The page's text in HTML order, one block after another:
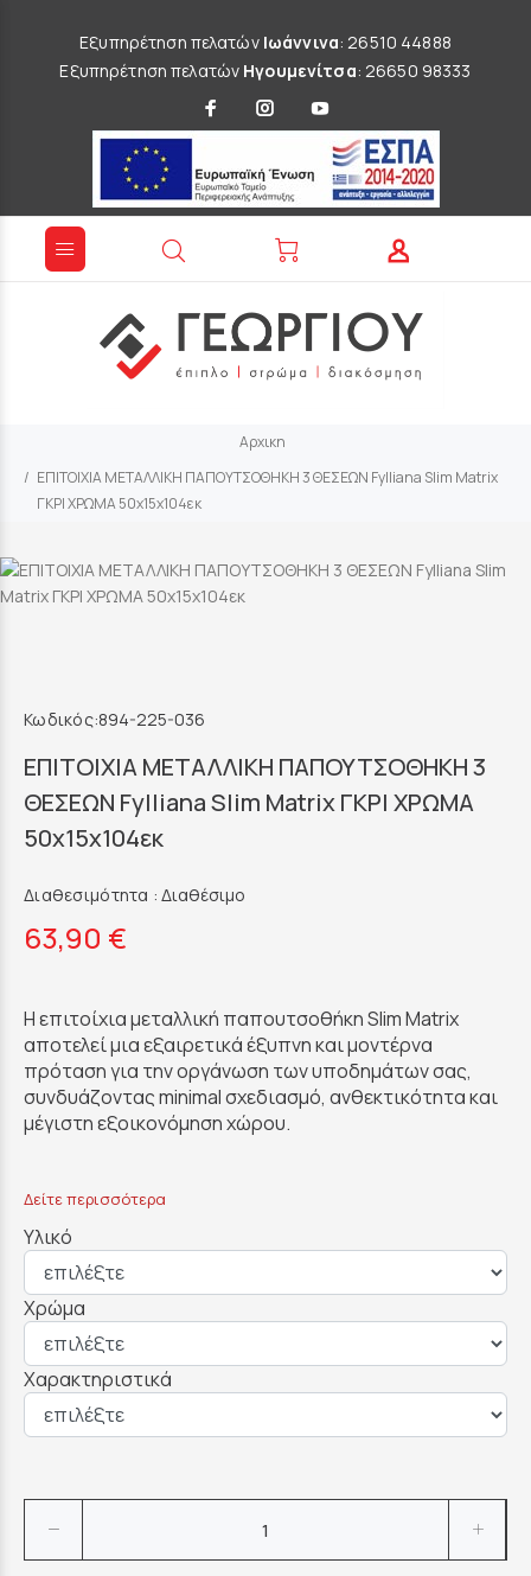
Εξυπηρέτηση πελατών Ιωάννινα: 26510 44888
Εξυπηρέτηση πελατών Ηγουμενίτσα: 26650 98333
Αρχικη
ΕΠΙΤΟΙΧΙΑ ΜΕΤΑΛΛΙΚΗ ΠΑΠΟΥΤΣΟΘΗΚΗ 3 ΘΕΣΕΩΝ Fylliana Slim Matrix
ΓΚΡΙ ΧΡΩΜΑ 50x15x104εκ
Κωδικός:894-225-036
ΕΠΙΤΟΙΧΙΑ ΜΕΤΑΛΛΙΚΗ ΠΑΠΟΥΤΣΟΘΗΚΗ 3
ΘΕΣΕΩΝ Fylliana Slim Matrix ΓΚΡΙ ΧΡΩΜΑ
50x15x104εκ
Διαθεσιμότητα :Διαθέσιμο
63,90 €
Η επιτοίχια μεταλλική παπουτσοθήκη Slim Matrix
αποτελεί μια εξαιρετικά έξυπνη και μοντέρνα
πρόταση για την οργάνωση των υποδημάτων σας,
συνδυάζοντας minimal σχεδιασμό, ανθεκτικότητα και
μέγιστη εξοικονόμηση χώρου.
Δείτε περισσότερα
Υλικό
Χρώμα
Χαρακτηριστικά